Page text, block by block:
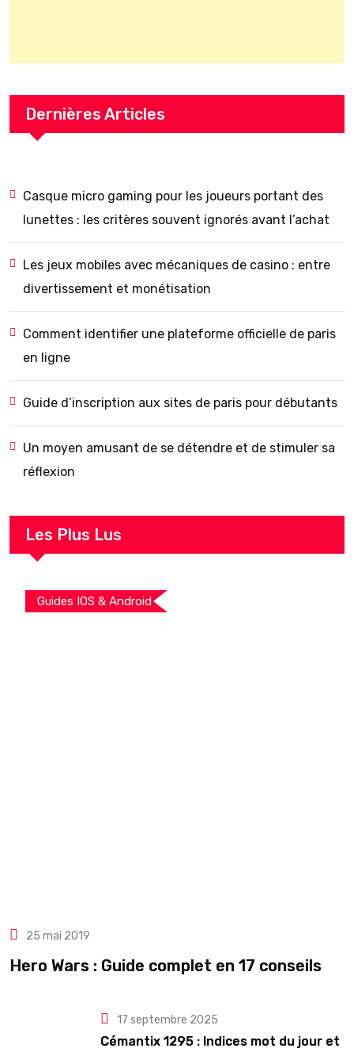
Dernières Articles
Casque micro gaming pour les joueurs portant des
lunettes : les critères souvent ignorés avant l’achat
Les jeux mobiles avec mécaniques de casino : entre
divertissement et monétisation
Comment identifier une plateforme officielle de paris
en ligne
Guide d’inscription aux sites de paris pour débutants
Un moyen amusant de se détendre et de stimuler sa
réflexion
Les Plus Lus
Guides IOS & Android
25 mai 2019
Hero Wars : Guide complet en 17 conseils
17 septembre 2025
Cémantix 1295 : Indices mot du jour et